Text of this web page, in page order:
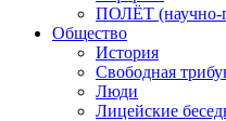
ПОЛЁТ (научно-
Общество
История
Свободная
Люди
Лицейские